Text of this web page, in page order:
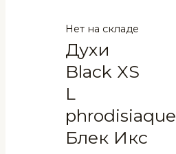
Нет на складе
Духи
Black XS
L
phrodisiaque
Блек Икс